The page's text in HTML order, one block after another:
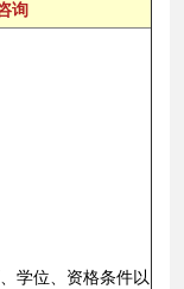
询
学位、资格条件以